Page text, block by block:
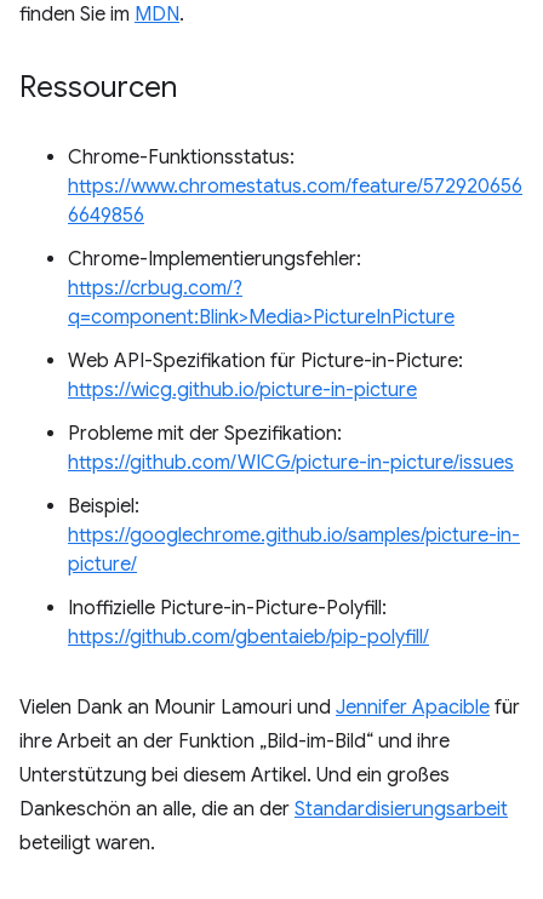
finden Sie im MDN.
Ressourcen
Chrome-Funktionsstatus:
https://www.chromestatus.com/feature/572920656
6649856
Chrome-Implementierungsfehler:
https://crbug.com/?
q=component:Blink>Media>PictureInPicture
Web API-Spezifikation für Picture-in-Picture:
https://wicg.github.io/picture-in-picture
Probleme mit der Spezifikation:
https://github.com/WICG/picture-in-picture/issues
Beispiel:
https://googlechrome.github.io/samples/picture-in-
picture/
Inoffizielle Picture-in-Picture-Polyfill:
https://github.com/gbentaieb/pip-polyfill/
Vielen Dank an Mounir Lamouri und Jennifer Apacible für
ihre Arbeit an der Funktion „Bild-im-Bild“ und ihre
Unterstützung bei diesem Artikel. Und ein großes
Dankeschön an alle, die an der Standardisierungsarbeit
beteiligt waren.